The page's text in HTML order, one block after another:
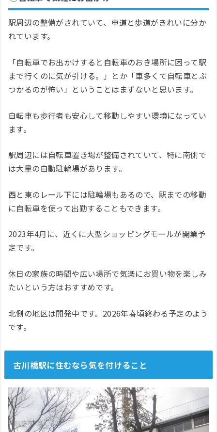
駅周辺の整備がされていて、車道と歩道がきれいに分か
れています。
「自転車でお出かけすると自転車のおき場所に困って駅
まで行くのに気が引ける。」とか「車多くて自転車とぶ
つかるのが怖い」ということはまずないと思います。
自転車も歩行者も安心して移動しやすい環境になってい
ます。
駅周辺には自転車置き場が整備されていて、特に南側で
は大量の自動駐輪場があります。
西と東のレール下には駐輪場もあるので、駅までの移動
に自転車を使って出勤することもできます。
2023年4月に、近くに大型ショッピングモールが開業予
定です。
休日の家族の時間や広い場所で気楽にお買い物を楽しみ
たいという方はおすすめです。
北側の地区は開発中です。2026年春頃終わる予定のよう
です。
古川橋駅に住むなら気を付けること